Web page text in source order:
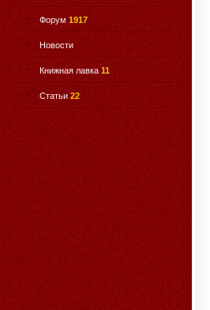
Форум 1917
Новости
Книжная лавка 11
Статьи 22